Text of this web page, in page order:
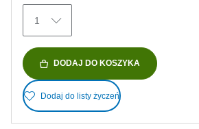
Recenzji
1
DODAJ DO KOSZYKA
Dodaj do listy życzeń